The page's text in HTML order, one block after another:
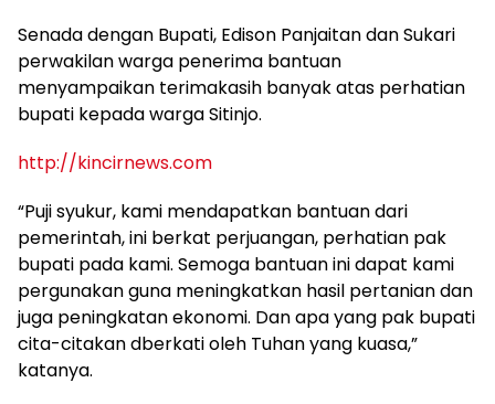
Senada dengan Bupati, Edison Panjaitan dan Sukari
perwakilan warga penerima bantuan
menyampaikan terimakasih banyak atas perhatian
bupati kepada warga Sitinjo.
http://kincirnews.com
“Puji syukur, kami mendapatkan bantuan dari
pemerintah, ini berkat perjuangan, perhatian pak
bupati pada kami. Semoga bantuan ini dapat kami
pergunakan guna meningkatkan hasil pertanian dan
juga peningkatan ekonomi. Dan apa yang pak bupati
cita-citakan dberkati oleh Tuhan yang kuasa,”
katanya.